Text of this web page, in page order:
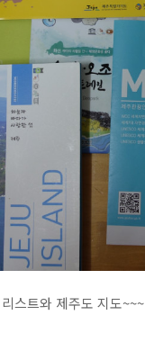
스트와 제주도 지도~~~